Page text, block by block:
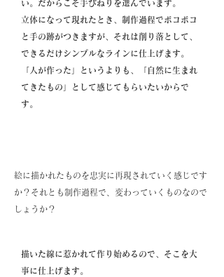
い。だからこそ手びねりを選んでいます。
立体になって現れたとき、制作過程でボコボコ
と手の跡がつきますが、それは削り落として、
できるだけシンプルなラインに仕上げます。
「人が作った」というよりも、「自然に生まれ
てきたもの」として感じてもらいたいからで
す。
絵に描かれたものを忠実に再現されていく感じです
か？それとも制作過程で、変わっていくものなので
しょうか？
描いた線に惹かれて作り始めるので、そこを大
事に仕上げます。